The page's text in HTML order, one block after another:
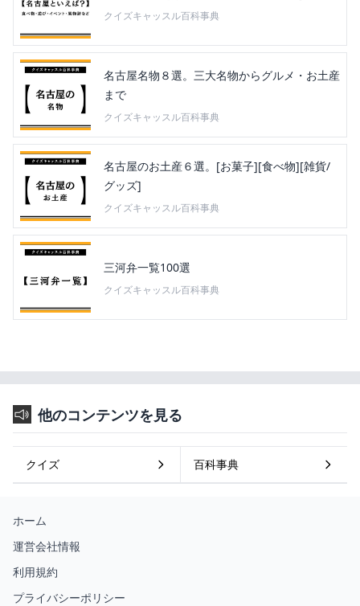
クイズキャッスル百科事典
名古屋名物８選。三大名物からグルメ・お土産
まで
クイズキャッスル百科事典
名古屋のお土産６選。[お菓子][食べ物][雑貨/
グッズ]
クイズキャッスル百科事典
三河弁一覧100選
クイズキャッスル百科事典
他のコンテンツを見る
クイズ 百科事典
ホーム
運営会社情報
利用規約
プライバシーポリシー